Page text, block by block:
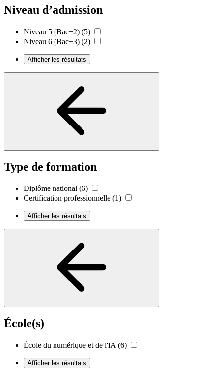
Niveau d’admission
Niveau 5 (Bac+2) (5)
Niveau 6 (Bac+3) (2)
Afficher les résultats
Type de formation
Diplôme national (6)
Certification professionnelle (1)
Afficher les résultats
École(s)
École du numérique et de l'IA (6)
Afficher les résultats